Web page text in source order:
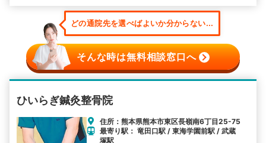
どの通院先を選べばよいか分からない...
そんな時は無料相談窓口へ
ひいらぎ鍼灸整骨院
住所：熊本県熊本市東区長嶺南6丁目25-75
最寄り駅： 竜田口駅 / 東海学園前駅 / 武蔵
塚駅